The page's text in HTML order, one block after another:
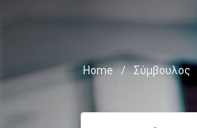
Home / Σύμβουλος